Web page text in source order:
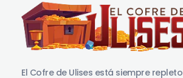
El Cofre de Ulises está siempre repleto